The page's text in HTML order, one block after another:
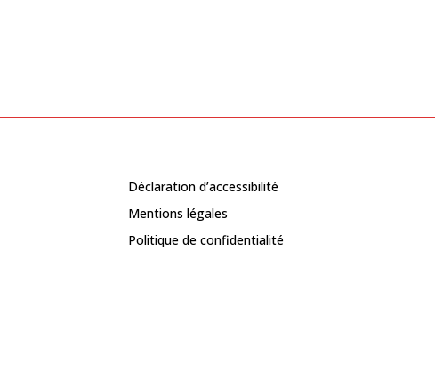
Déclaration d’accessibilité
Mentions légales
Politique de confidentialité